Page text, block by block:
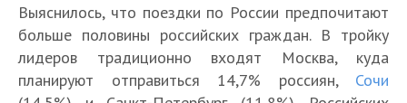
Выяснилось, что поездки по России предпочитают
больше половины российских граждан. В тройку
лидеров традиционно входят Москва, куда
планируют отправиться 14,7% россиян, Сочи